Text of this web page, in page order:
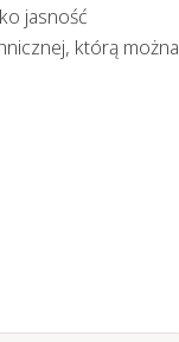
jasność
którą można